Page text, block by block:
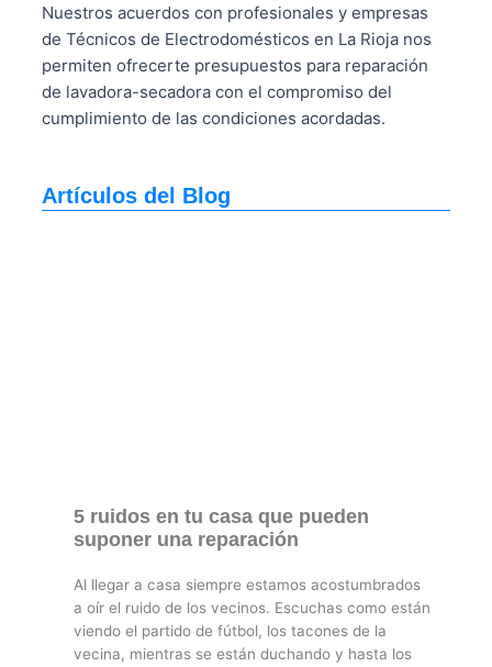
Nuestros acuerdos con profesionales y empresas
de Técnicos de Electrodomésticos en La Rioja nos
permiten ofrecerte presupuestos para reparación
de lavadora-secadora con el compromiso del
cumplimiento de las condiciones acordadas.
Artículos del Blog
5 ruidos en tu casa que pueden
suponer una reparación
Al llegar a casa siempre estamos acostumbrados
a oír el ruido de los vecinos. Escuchas como están
viendo el partido de fútbol, los tacones de la
vecina, mientras se están duchando y hasta los